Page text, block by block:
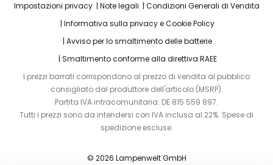
Impostazioni privacy Note legali
Condizioni Generali di Vendita
Informativa sulla privacy e Cookie Policy
Avviso per lo smaltimento delle batterie
Smaltimento conforme alla direttiva RAEE
I prezzi barrati corrispondono al prezzo di vendita al pubblico
consigliato dal produttore dell'articolo (MSRP).
Partita IVA intracomunitaria: DE 815 559 897.
Tutti i prezzi sono da intendersi con IVA inclusa al 22%. Spese di
spedizione escluse.
© 2026 Lampenwelt GmbH